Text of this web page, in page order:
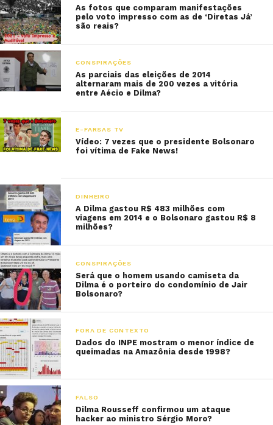
As fotos que comparam manifestações
pelo voto impresso com as de ‘Diretas Já’
são reais?
CONSPIRAÇÕES
As parciais das eleições de 2014
alternaram mais de 200 vezes a vitória
entre Aécio e Dilma?
E-FARSAS TV
Vídeo: 7 vezes que o presidente Bolsonaro
foi vítima de Fake News!
DINHEIRO
A Dilma gastou R$ 483 milhões com
viagens em 2014 e o Bolsonaro gastou R$ 8
milhões?
CONSPIRAÇÕES
Será que o homem usando camiseta da
Dilma é o porteiro do condomínio de Jair
Bolsonaro?
FORA DE CONTEXTO
Dados do INPE mostram o menor índice de
queimadas na Amazônia desde 1998?
FALSO
Dilma Rousseff confirmou um ataque
hacker ao ministro Sérgio Moro?